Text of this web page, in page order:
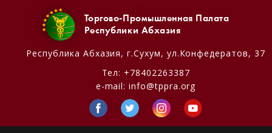
Торгово-Промышленная Палата
Республики Абхазия
Республика Абхазия, г.Сухум, ул.Конфедератов, 37
Тел: +78402263387
e-mail:info@tppra.org